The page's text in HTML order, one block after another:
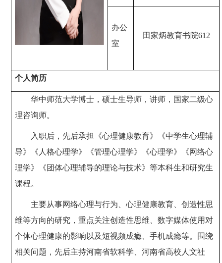
办公
室
田家炳教育书院612
个人简历
华中师范大学博士，硕士生导师，讲师，国家二级心
理咨询师。
入职后，先后承担《心理健康教育》《中学生心理辅
导》《人格心理学》《管理心理学》《心理学》《网络心
理学》《团体心理辅导的理论与技术》等本科生和研究生
课程。
主要从事网络心理与行为、心理健康教育、创造性思
维等方向的研究，重点关注创造性思维、数字媒体使用对
个体心理健康的影响以及短视频成瘾、手机成瘾等。围绕
相关问题，先后主持河南省软科学、河南省高校人文社